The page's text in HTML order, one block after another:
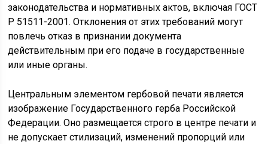
законодательства и нормативных актов, включая ГОСТ
Р 51511-2001. Отклонения от этих требований могут
повлечь отказ в признании документа
действительным при его подаче в государственные
или иные органы.
Центральным элементом гербовой печати является
изображение Государственного герба Российской
Федерации. Оно размещается строго в центре печати и
не допускает стилизаций, изменений пропорций или